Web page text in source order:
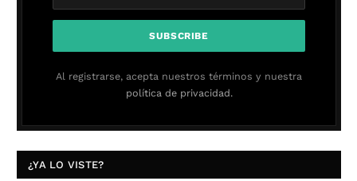
Al registrarse, acepta nuestros términos y nuestra
política de privacidad.
¿YA LO VISTE?